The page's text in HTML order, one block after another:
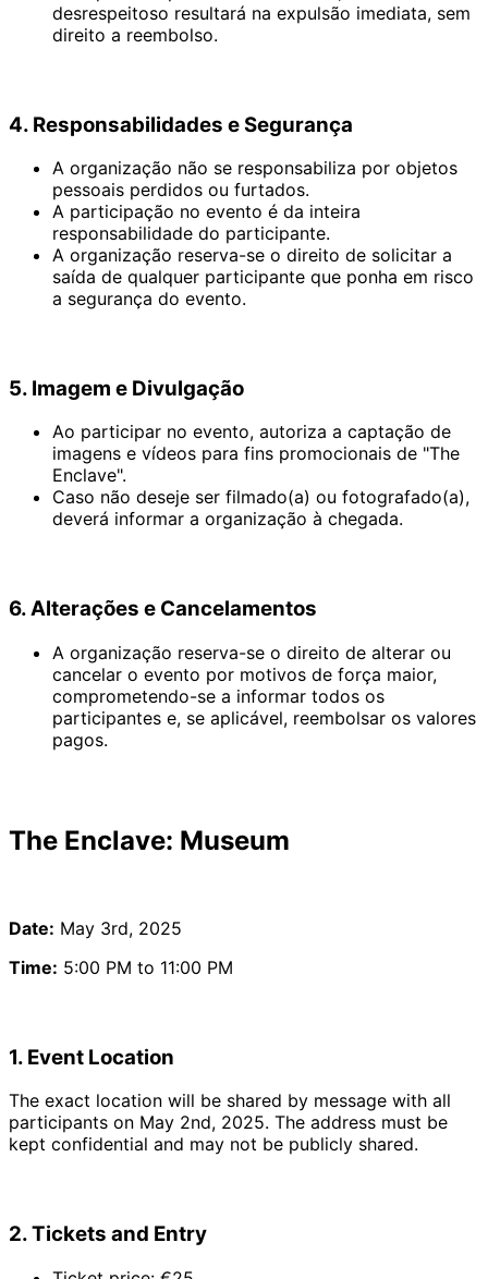
desrespeitoso resultará na expulsão imediata, sem
direito a reembolso.
4. Responsabilidades e Segurança
A organização não se responsabiliza por objetos
pessoais perdidos ou furtados.
A participação no evento é da inteira
responsabilidade do participante.
A organização reserva-se o direito de solicitar a
saída de qualquer participante que ponha em risco
a segurança do evento.
5. Imagem e Divulgação
Ao participar no evento, autoriza a captação de
imagens e vídeos para fins promocionais de "The
Enclave".
Caso não deseje ser filmado(a) ou fotografado(a),
deverá informar a organização à chegada.
6. Alterações e Cancelamentos
A organização reserva-se o direito de alterar ou
cancelar o evento por motivos de força maior,
comprometendo-se a informar todos os
participantes e, se aplicável, reembolsar os valores
pagos.
The Enclave: Museum
Date: May 3rd, 2025
Time: 5:00 PM to 11:00 PM
1. Event Location
The exact location will be shared by message with all
participants on May 2nd, 2025. The address must be
kept confidential and may not be publicly shared.
2. Tickets and Entry